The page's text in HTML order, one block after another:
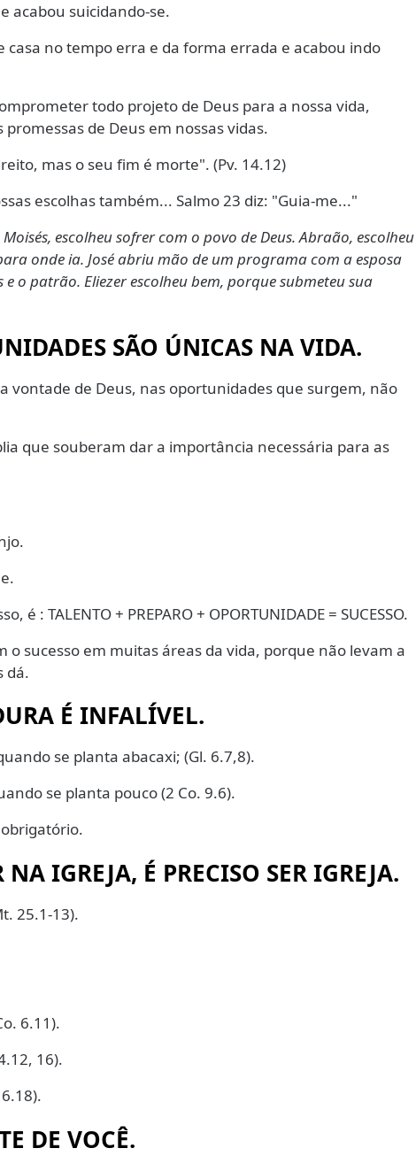
acabou suicidando-se.
casa no tempo erra e da forma errada e acabou indo
todo projeto de Deus para a nossa vida,
de Deus em nossas vidas.
mas o seu fim é morte". (Pv. 14.12)
escolhas também... Salmo 23 diz: "Guia-me..."
Moisés, escolheu sofrer com o povo de Deus. Abraão, escolheu
onde ia. José abriu mão de um programa com a esposa
o patrão. Eliezer escolheu bem, porque submeteu sua
SÃO ÚNICAS NA VIDA.
de Deus, nas oportunidades que surgem, não
que souberam dar a importância necessária para as
: TALENTO + PREPARO + OPORTUNIDADE = SUCESSO.
sucesso em muitas áreas da vida, porque não levam a
dá.
É INFALÍVEL.
se planta abacaxi; (Gl. 6.7,8).
se planta pouco (2 Co. 9.6).
NA IGREJA, É PRECISO SER IGREJA.
25.1-13).
6.11).
16).
DE VOCÊ.